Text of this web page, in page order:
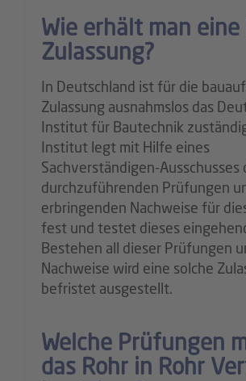
Wie erhält man eine
Zulassung?
In Deutschland ist für die
Zulassung ausnahmslos das
Institut für Bautechnik
Institut legt mit Hilfe eines
Sachverständigen-Ausschusses
durchzuführenden Prüfungen
erbringenden Nachweise für
fest und testet dieses
Bestehen all dieser Prüfungen
Nachweise wird eine solche
befristet ausgestellt.
Welche Prüfungen
das Rohr in Rohr